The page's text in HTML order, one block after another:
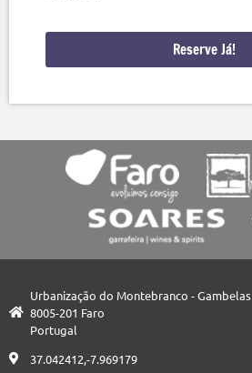
Reserve Já!
Urbanização do Montebranco - Gambelas
8005-201 Faro
Portugal
37.042412,-7.969179